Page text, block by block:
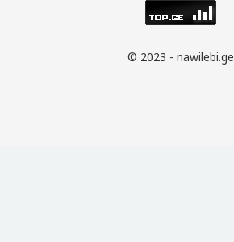
© 2023 - nawilebi.ge